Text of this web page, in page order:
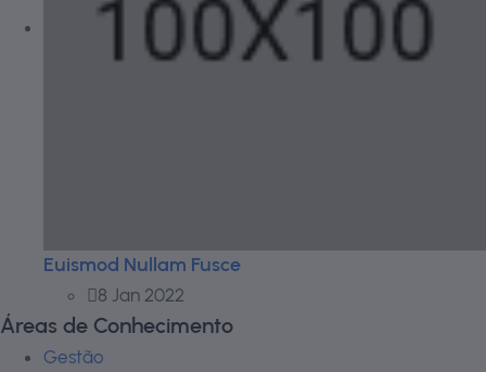
Euismod Nullam Fusce
8 Jan 2022
Áreas de Conhecimento
Gestão